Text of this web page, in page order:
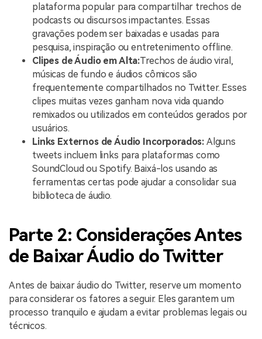
plataforma popular para compartilhar trechos de
podcasts ou discursos impactantes. Essas
gravações podem ser baixadas e usadas para
pesquisa, inspiração ou entretenimento offline.
Clipes de Áudio em Alta:Trechos de áudio viral,
músicas de fundo e áudios cômicos são
frequentemente compartilhados no Twitter. Esses
clipes muitas vezes ganham nova vida quando
remixados ou utilizados em conteúdos gerados por
usuários.
Links Externos de Áudio Incorporados: Alguns
tweets incluem links para plataformas como
SoundCloud ou Spotify. Baixá-los usando as
ferramentas certas pode ajudar a consolidar sua
biblioteca de áudio.
Parte 2: Considerações Antes
de Baixar Áudio do Twitter
Antes de baixar áudio do Twitter, reserve um momento
para considerar os fatores a seguir. Eles garantem um
processo tranquilo e ajudam a evitar problemas legais ou
técnicos.